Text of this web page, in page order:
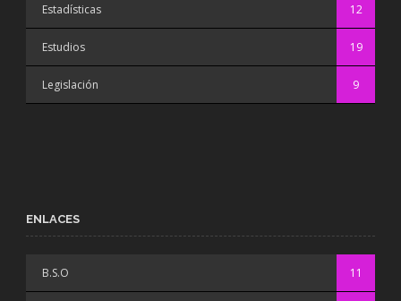
Estadísticas 12
Estudios 19
Legislación 9
ENLACES
B.S.O 11